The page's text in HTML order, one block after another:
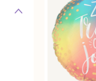
op Momenten: Geslaagd
aan
& Vriendschap